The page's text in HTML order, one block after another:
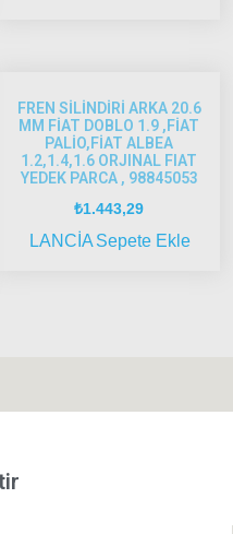
FREN SİLİNDİRİ ARKA 20.6
MM FİAT DOBLO 1.9 ,FİAT
PALİO,FİAT ALBEA
1.2,1.4,1.6 ORJINAL FIAT
YEDEK PARCA , 98845053
₺1.443,29
LANCİA Sepete Ekle